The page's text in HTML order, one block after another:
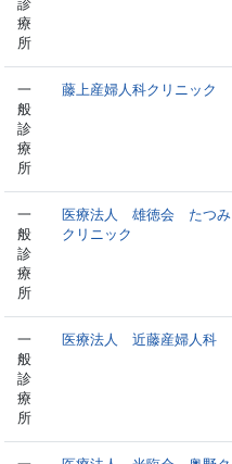
診
療
所
一
般
診
療
所
藤上産婦人科クリニック
一
般
診
療
所
医療法人 雄徳会 たつみ
クリニック
一
般
診
療
所
医療法人 近藤産婦人科